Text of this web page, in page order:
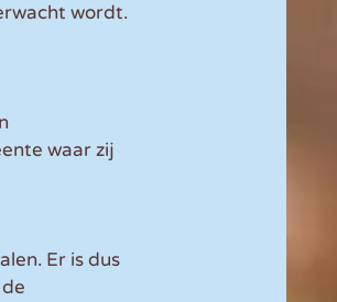
wordt.
waar zij
Er is dus